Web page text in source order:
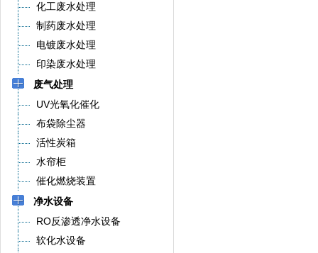
化工废水处理
制药废水处理
电镀废水处理
印染废水处理
废气处理
UV光氧化催化
布袋除尘器
活性炭箱
水帘柜
催化燃烧装置
净水设备
RO反渗透净水设备
软化水设备